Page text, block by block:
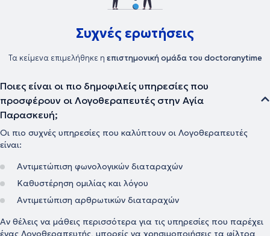
Συχνές ερωτήσεις
Τα κείμενα επιμελήθηκε η επιστημονική ομάδα του doctoranytime
Ποιες είναι οι πιο δημοφιλείς υπηρεσίες που
προσφέρουν οι Λογοθεραπευτές στην Αγία
Παρασκευή;
Οι πιο συχνές υπηρεσίες που καλύπτουν οι Λογοθεραπευτές
είναι:
Αντιμετώπιση φωνολογικών διαταραχών
Καθυστέρηση ομιλίας και λόγου
Αντιμετώπιση αρθρωτικών διαταραχών
Αν θέλεις να μάθεις περισσότερα για τις υπηρεσίες που παρέχει
ένας Λογοθεραπευτής, μπορείς να χρησιμοποιήσεις τα φίλτρα